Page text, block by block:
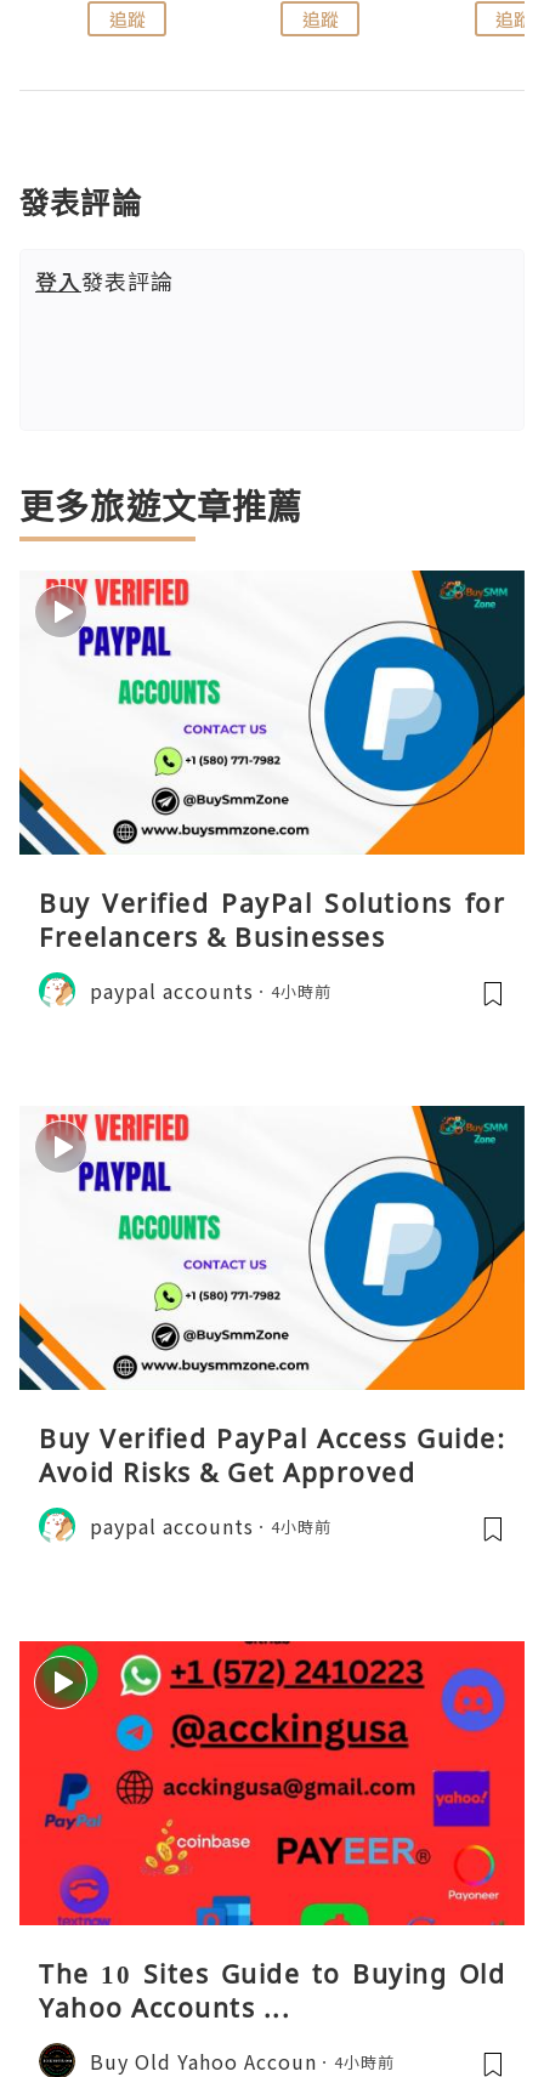
追蹤 追蹤 追蹤
發表評論
登入發表評論
更多旅遊文章推薦
Buy Verified PayPal Solutions for
Freelancers & Businesses
paypal accounts 4小時前
Buy Verified PayPal Access Guide:
Avoid Risks & Get Approved
paypal accounts 4小時前
The 10 Sites Guide to Buying Old
Yahoo Accounts ...
Buy Old Yahoo Accoun 4小時前